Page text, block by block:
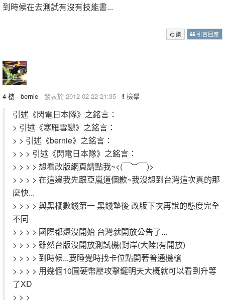
到時候在去測試有沒有技能書...
讚 引言回應
4 樓 · bernie · 發表於 2012-02-22 21:35 · 檢舉
引述《閃電日本隊》之銘言：
> 引述《寒雁雪戀》之銘言：
> > 引述《bernie》之銘言：
> > > 引述《閃電日本隊》之銘言：
> > > > 想看改版網頁請點我~<(￣︶￣)>
> > > > 在這邊我先跟亞嵐道個歉~我沒想到台灣這次真的那
麼快...
> > > > 與黑橘數錢第一 黑錢墊後 改版下次再說的態度完全
不同
> > > > 國際都還沒開始 台灣就開放公告了...
> > > > 雖然台版沒開放測試機(對岸(大陸)有開放)
> > > > 到時候...要睡覺時找卡位點開著普通機槍
> > > > 用幾個10圓硬幣壓攻擊鍵明天大概就可以看到升等
了XD
> > >